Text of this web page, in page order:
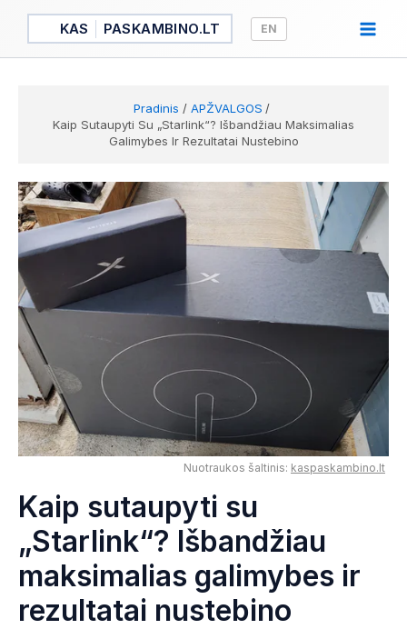
Pereiti
turinio
KAS PASKAMBINO.LT EN
Pradinis
APŽVALGOS
Kaip Sutaupyti Su „Starlink“? Išbandžiau Maksimalias
Galimybes Ir Rezultatai Nustebino
Nuotraukos šaltinis: kaspaskambino.lt
Kaip sutaupyti su
„Starlink“? Išbandžiau
maksimalias galimybes ir
rezultatai nustebino